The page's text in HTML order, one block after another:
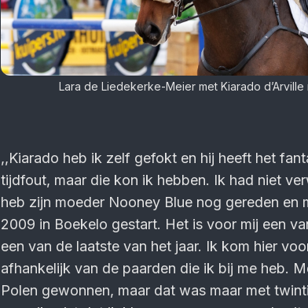
Lara de Liedekerke-Meier met Kiarado
,,Kiarado heb ik zelf gefokt en hij heeft het
tijdfout, maar die kon ik hebben. Ik had niet
heb zijn moeder Nooney Blue nog gereden en
2009 in Boekelo gestart. Het is voor mij een
een van de laatste van het jaar. Ik kom hier
afhankelijk van de paarden die ik bij me heb.
Polen gewonnen, maar dat was maar met